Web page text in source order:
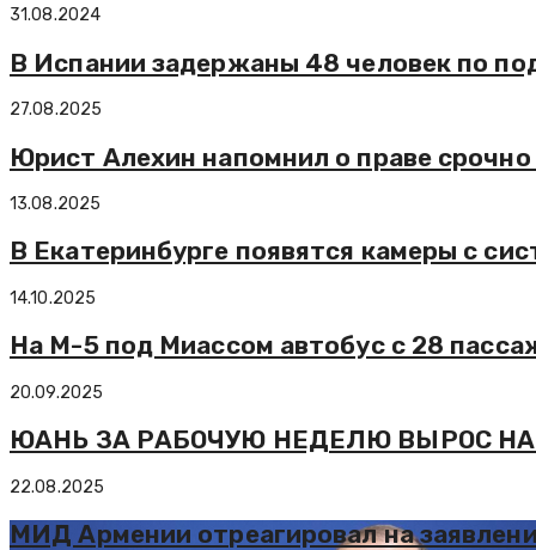
31.08.2024
В Испании задержаны 48 человек по
27.08.2025
Юрист Алехин напомнил о праве
13.08.2025
В Екатеринбурге появятся камеры с
14.10.2025
На М-5 под Миассом автобус с 28
20.09.2025
ЮАНЬ ЗА РАБОЧУЮ НЕДЕЛЮ ВЫРОС
22.08.2025
МИД Армении отреагировал на